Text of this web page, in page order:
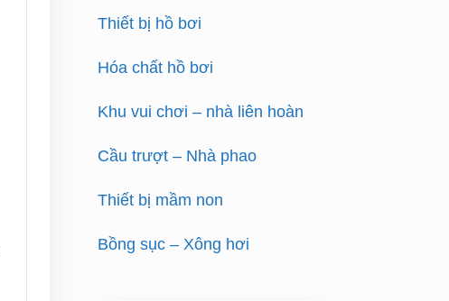
Thiết bị hồ bơi
Hóa chất hồ bơi
Khu vui chơi – nhà liên hoàn
Cầu trượt – Nhà phao
Thiết bị mầm non
Bồng sục – Xông hơi